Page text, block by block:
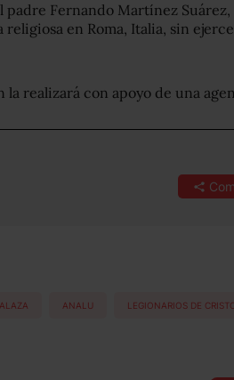
Fernando Martínez Suárez,
en Roma, Italia, sin
realizará con apoyo de una
ANALU LEGIONARIOS DE